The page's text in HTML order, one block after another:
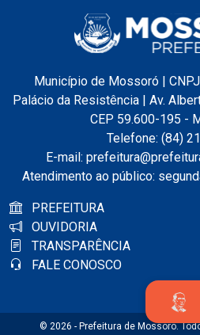
Município de Mossoró |
Palácio da Resistência | Av.
CEP 59.600-195 -
Telefone: (84)
E-mail:
Atendimento ao público:
PREFEITURA
OUVIDORIA
TRANSPARÊNCIA
FALE CONOSCO
© 2026 - Prefeitura de Mossoró.